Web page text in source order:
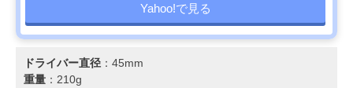
Yahoo!で見る
ドライバー直径 ：45mm
重量 ：210g